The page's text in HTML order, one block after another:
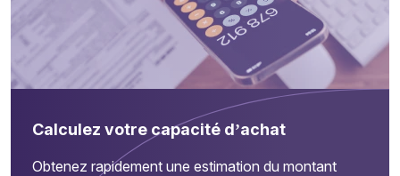
Calculez votre capacité d’achat
Obtenez rapidement une estimation du montant